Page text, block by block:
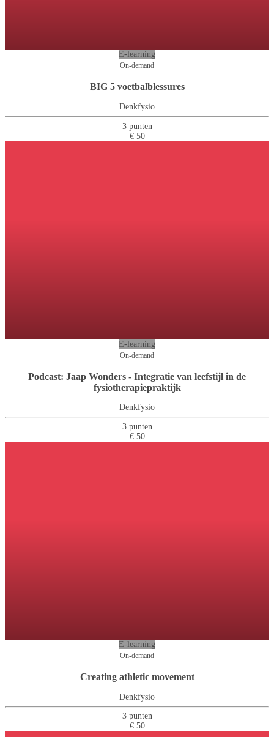
E-learning
On-demand
BIG 5 voetbalblessures
Denkfysio
3 punten
€ 50
E-learning
On-demand
Podcast: Jaap Wonders - Integratie van leefstijl in de
fysiotherapiepraktijk
Denkfysio
3 punten
€ 50
E-learning
On-demand
Creating athletic movement
Denkfysio
3 punten
€ 50